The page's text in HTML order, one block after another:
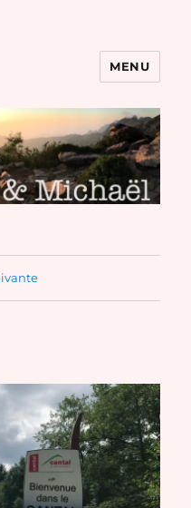
et
MENU